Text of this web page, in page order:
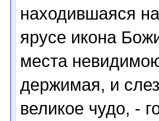
находившаяся
ярусе икона
места
держимая, и
великое чудо, -